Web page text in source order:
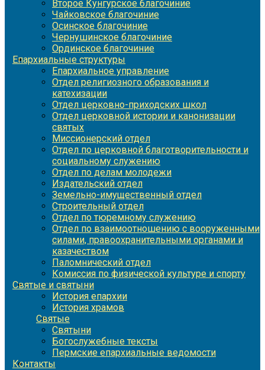
Второе Кунгурское благочиние
Чайковское благочиние
Осинское благочиние
Чернушинское благочиние
Ординское благочиние
Епархиальные структуры
Епархиальное управление
Отдел религиозного образования и
катехизации
Отдел церковно-приходских школ
Отдел церковной истории и канонизации
святых
Миссионерский отдел
Отдел по церковной благотворительности и
социальному служению
Отдел по делам молодежи
Издательский отдел
Земельно-имущественный отдел
Строительный отдел
Отдел по тюремному служению
Отдел по взаимоотношению с вооруженными
силами, правоохранительными органами и
казачеством
Паломнический отдел
Комиссия по физической культуре и спорту
Святые и святыни
История епархии
История храмов
Святые
Святыни
Богослужебные тексты
Пермские епархиальные ведомости
Контакты